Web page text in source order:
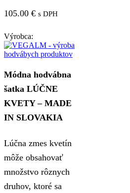
105.00 € s DPH
Výrobca:
Módna hodvábna
šatka LÚČNE
KVETY – MADE
IN SLOVAKIA
Lúčna zmes kvetín
môže obsahovať
množstvo rôznych
druhov, ktoré sa